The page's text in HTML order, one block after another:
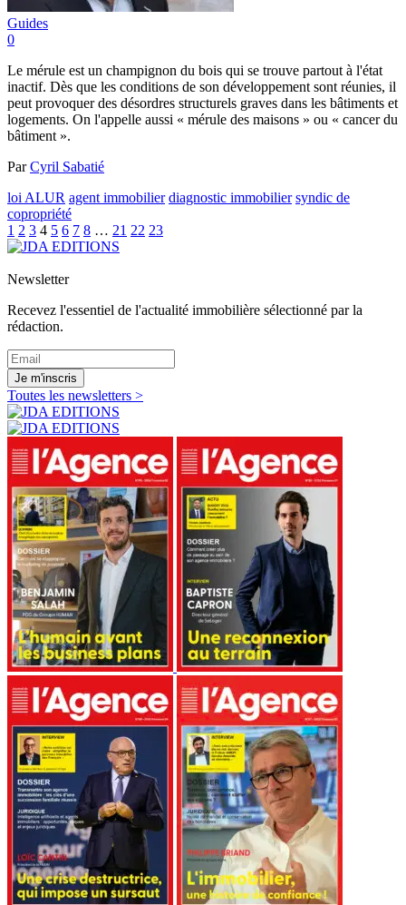
Guides
0
Le mérule est un champignon du bois qui se trouve partout à l'état
inactif. Dès que les conditions de son développement sont réunies, il
peut provoquer des désordres structurels graves dans les bâtiments et
logements. On l'appelle aussi « mérule des maisons » ou « cancer du
bâtiment ».
ParCyril Sabatié
loi ALUR agent immobilier diagnostic immobilier syndic de
copropriété
1 2 3 4 5 6 7 8 … 21 22 23
Newsletter
Recevez l'essentiel de l'actualité immobilière sélectionné par la
rédaction.
Je m'inscris
Toutes les newsletters >